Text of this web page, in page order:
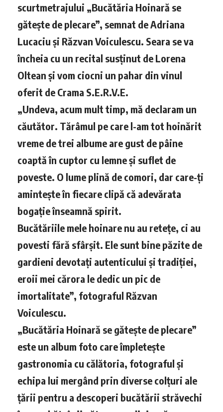
scurtmetrajului „Bucătăria Hoinară se
gătește de plecare”, semnat de Adriana
Lucaciu și Răzvan Voiculescu. Seara se va
încheia cu un recital susținut de Lorena
Oltean și vom ciocni un pahar din vinul
oferit de Crama S.E.R.V.E.
„Undeva, acum mult timp, mă declaram un
căutător. Tărâmul pe care l-am tot hoinărit
vreme de trei albume are gust de pâine
coaptă în cuptor cu lemne și suflet de
poveste. O lume plină de comori, dar care-ți
amintește în fiecare clipă că adevărata
bogație înseamnă spirit.
Bucătăriile mele hoinare nu au retețe, ci au
povesti fără sfârșit. Ele sunt bine păzite de
gardieni devotați autenticului și tradiției,
eroii mei cărora le dedic un pic de
imortalitate”, fotograful Răzvan
Voiculescu.
„Bucătăria Hoinară se gătește de plecare”
este un album foto care împletește
gastronomia cu călătoria, fotograful și
echipa lui mergând prin diverse colțuri ale
țării pentru a descoperi bucătării străvechi